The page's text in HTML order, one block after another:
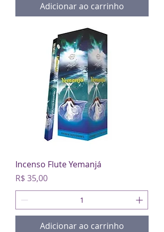
Adicionar ao carrinho
Incenso Flute Yemanjá
Preço
R$ 35,00
Adicionar ao carrinho